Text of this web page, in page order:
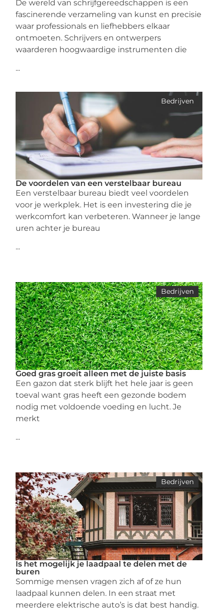
De wereld van schrijfgereedschappen is een
fascinerende verzameling van kunst en precisie
waar professionals en liefhebbers elkaar
ontmoeten. Schrijvers en ontwerpers
waarderen hoogwaardige instrumenten die
...
Bedrijven
De voordelen van een verstelbaar bureau
Een verstelbaar bureau biedt veel voordelen
voor je werkplek. Het is een investering die je
werkcomfort kan verbeteren. Wanneer je lange
uren achter je bureau
...
Bedrijven
Goed gras groeit alleen met de juiste basis
Een gazon dat sterk blijft het hele jaar is geen
toeval want gras heeft een gezonde bodem
nodig met voldoende voeding en lucht. Je
merkt
...
Bedrijven
Is het mogelijk je laadpaal te delen met de
buren
Sommige mensen vragen zich af of ze hun
laadpaal kunnen delen. In een straat met
meerdere elektrische auto’s is dat best handig.